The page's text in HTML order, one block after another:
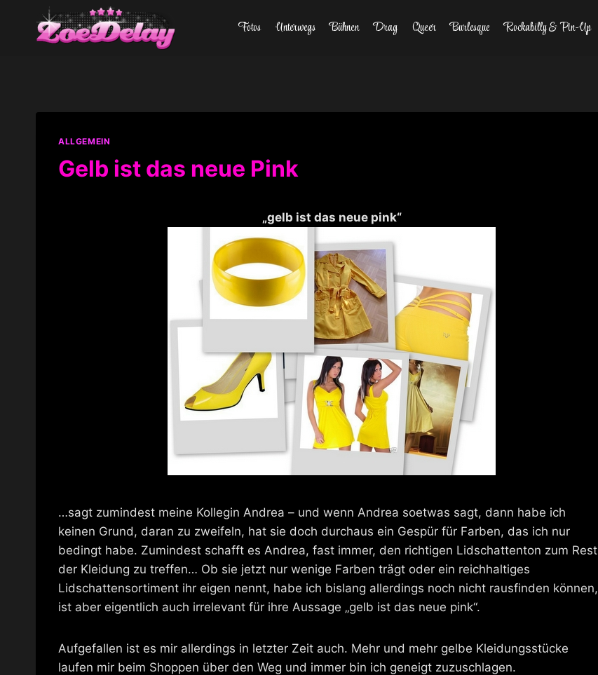
springen
Fotos Unterwegs Bühnen Drag Queer Burlesque Rockabilly & Pin-Up
ALLGEMEIN
Gelb ist das neue Pink
„gelb ist das neue pink“
…sagt zumindest meine Kollegin Andrea – und wenn Andrea soetwas sagt, dann habe ich
keinen Grund, daran zu zweifeln, hat sie doch durchaus ein Gespür für Farben, das ich nur
bedingt habe. Zumindest schafft es Andrea, fast immer, den richtigen Lidschattenton zum Rest
der Kleidung zu treffen… Ob sie jetzt nur wenige Farben trägt oder ein reichhaltiges
Lidschattensortiment ihr eigen nennt, habe ich bislang allerdings noch nicht rausfinden können,
ist aber eigentlich auch irrelevant für ihre Aussage „gelb ist das neue pink“.
Aufgefallen ist es mir allerdings in letzter Zeit auch. Mehr und mehr gelbe Kleidungsstücke
laufen mir beim Shoppen über den Weg und immer bin ich geneigt zuzuschlagen.